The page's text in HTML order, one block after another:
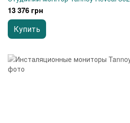
13 376 грн
Купить